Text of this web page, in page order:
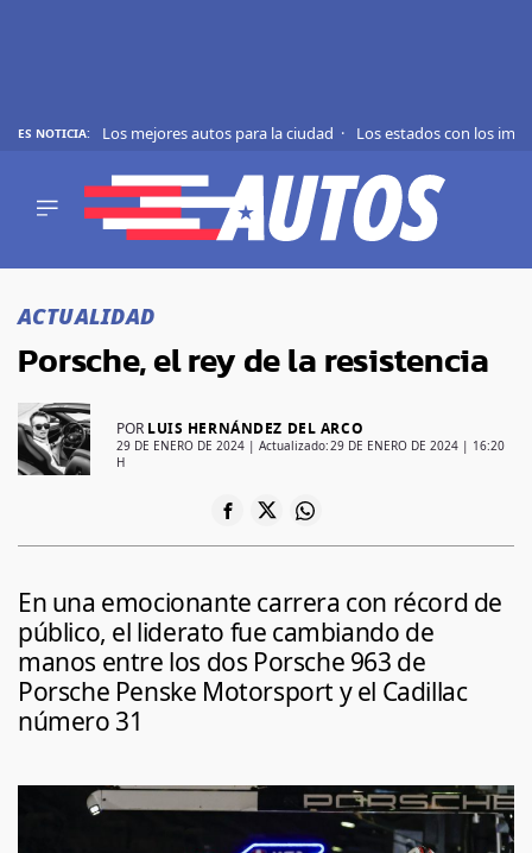
ES NOTICIA: Los mejores autos para la ciudad Los estados con los
SHOWS
CURIOSIDADES
RANKINGS
ACTUALIDAD
Porsche, el rey de la resistencia
POR LUIS HERNÁNDEZ DEL ARCO
29 DE ENERO DE 2024 | Actualizado: 29 DE ENERO DE 2024 | 16:20
H
En una emocionante carrera con récord de
público, el liderato fue cambiando de
manos entre los dos Porsche 963 de
Porsche Penske Motorsport y el Cadillac
número 31